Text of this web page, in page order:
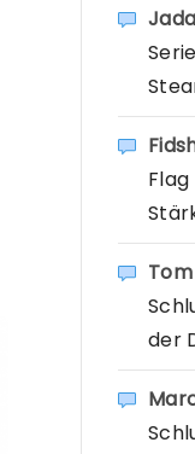
Tom
der